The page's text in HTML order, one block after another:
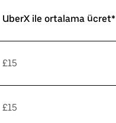
UberX ile ortalama ücret*
£15
£15